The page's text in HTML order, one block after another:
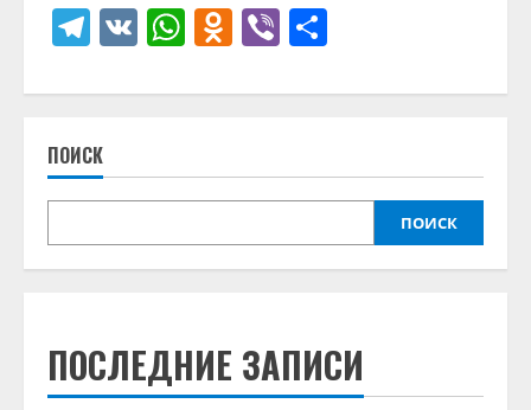
Telegram
VK WhatsApp
Odnoklassniki
Viber
ПОИСК
ПОИСК
ПОСЛЕДНИЕ ЗАПИСИ